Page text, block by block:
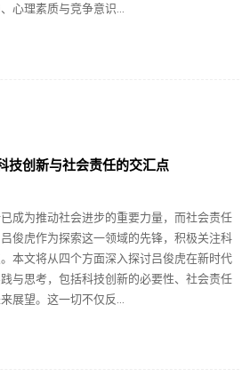
心理素质与竞争意识...
技创新与社会责任的交汇点
成为推动社会进步的重要力量，而社会责任
俊虎作为探索这一领域的先锋，积极关注科
本文将从四个方面深入探讨吕俊虎在新时代
与思考，包括科技创新的必要性、社会责任
展望。这一切不仅反...